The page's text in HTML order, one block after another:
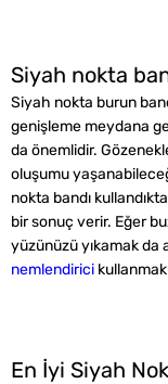
Siyah nokta
Siyah nokta burun
genişleme meydana
da önemlidir.
oluşumu
nokta bandı
bir sonuç verir. Eğer
yüzünüzü yıkamak da
nemlendirici
En İyi Siyah